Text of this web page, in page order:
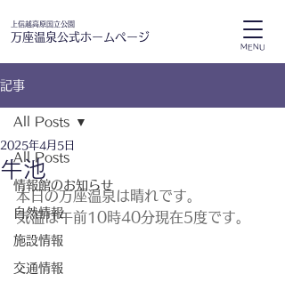
上信越高原国立公園
万座温泉公式ホームページ
MENU
記事
All Posts
情報館のお知らせ
自然情報
施設情報
交通情報
All Posts
牛池
2025年4月5日
本日の万座温泉は晴れです。
気温は午前10時40分現在5度です。